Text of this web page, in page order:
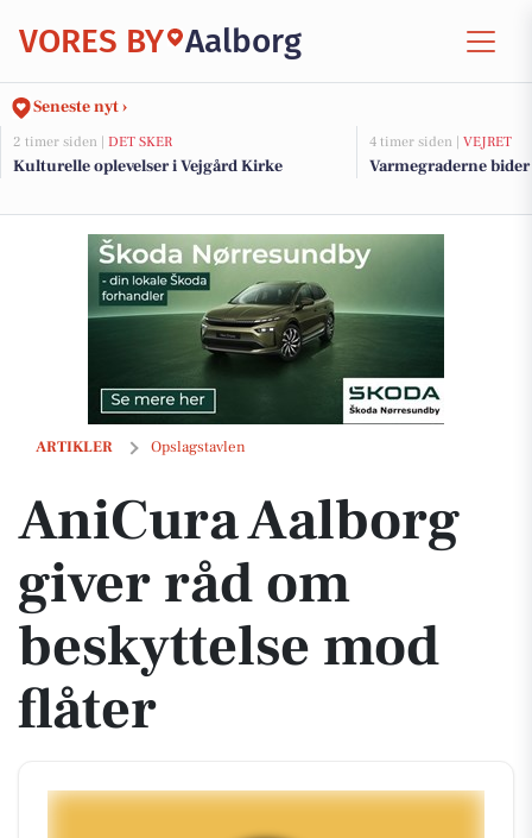
VORES BY Aalborg
Seneste nyt ›
2 timer siden | DET SKER
Kulturelle oplevelser i Vejgård Kirke
4 timer siden | VEJRET
Varmegraderne
ARTIKLER Opslagstavlen
AniCura Aalborg giver råd om beskyttelse mod flåter
AniCura Aalborg
giver råd om
beskyttelse mod
flåter